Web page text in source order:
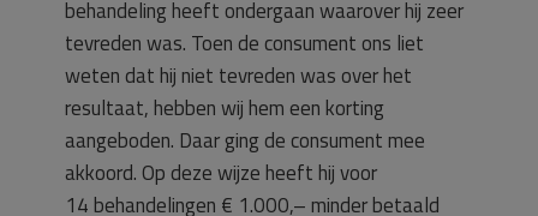
behandeling heeft ondergaan waarover hij zeer
tevreden was. Toen de consument ons liet
weten dat hij niet tevreden was over het
resultaat, hebben wij hem een korting
aangeboden. Daar ging de consument mee
akkoord. Op deze wijze heeft hij voor
14 behandelingen € 1.000,– minder betaald